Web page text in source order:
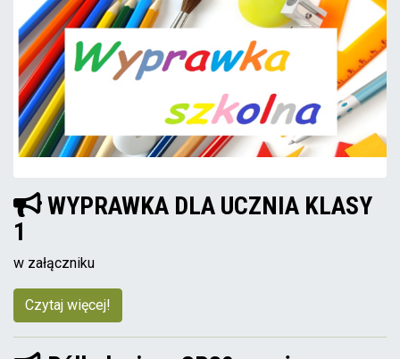
WYPRAWKA DLA UCZNIA KLASY
1
w załączniku
Czytaj więcej!